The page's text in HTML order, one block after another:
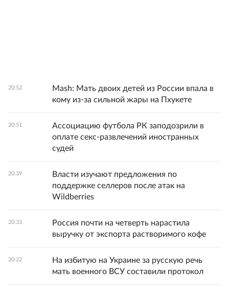
20:52
Mash: Мать двоих детей из России впала в
кому из-за сильной жары на Пхукете
20:51
Ассоциацию футбола РК заподозрили в
оплате секс-развлечений иностранных
судей
20:39
Власти изучают предложения по
поддержке селлеров после атак на
Wildberries
20:33
Россия почти на четверть нарастила
выручку от экспорта растворимого кофе
20:22
На избитую на Украине за русскую речь
мать военного ВСУ составили протокол